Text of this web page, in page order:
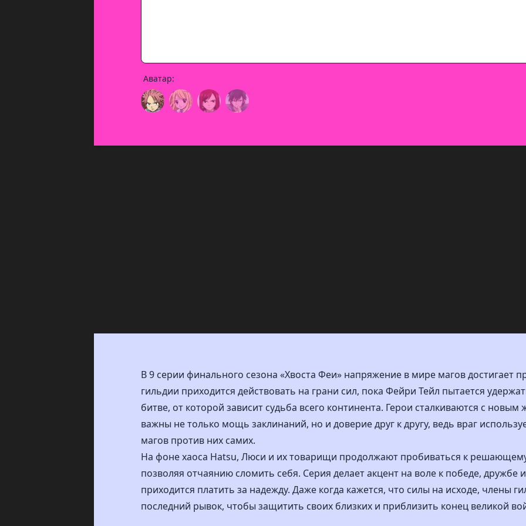
Аватар:
В 9 серии финального сезона «Хвоста Феи» напряжение в мире магов достигает
гильдии приходится действовать на грани сил, пока Фейри Тейл пытается
битве, от которой зависит судьба всего континента. Герои сталкиваются с
важны не только мощь заклинаний, но и доверие друг к другу, ведь враг
магов против них самих.
На фоне хаоса Нatsu, Люси и их товарищи продолжают пробиваться к
позволяя отчаянию сломить себя. Серия делает акцент на воле к победе, дружбе
приходится платить за надежду. Даже когда кажется, что силы на исходе, члены
последний рывок, чтобы защитить своих близких и приблизить конец великой